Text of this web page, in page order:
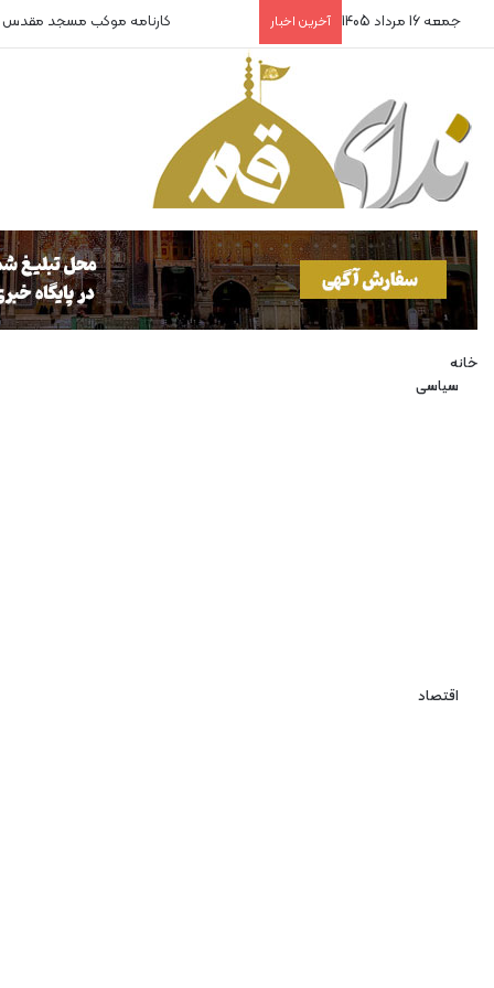
جمعه 16 مرداد 1405 آخرین اخبار رشد ۲۰ درصدی بازرسی‌ از واحد‌های صنفی
خانه
سیاسی
اقتصاد